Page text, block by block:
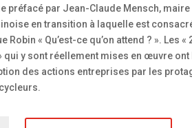
préfacé par Jean-Claude Mensch,
en transition à laquelle est
Robin « Qu’est-ce qu’on attend ? ». Les
qui y sont réellement mises en œuvre
des actions entreprises par les